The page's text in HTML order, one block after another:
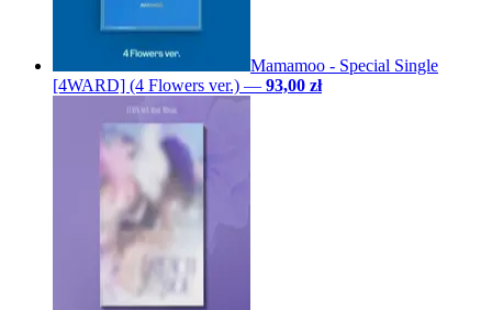
Mamamoo - Special Single
[4WARD] (4 Flowers ver.) — 93,00 zł